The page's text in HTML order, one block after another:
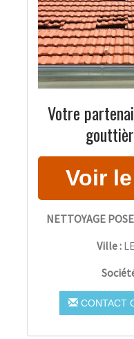
Votre
NETTOYAGE
Ville :
CONTACT